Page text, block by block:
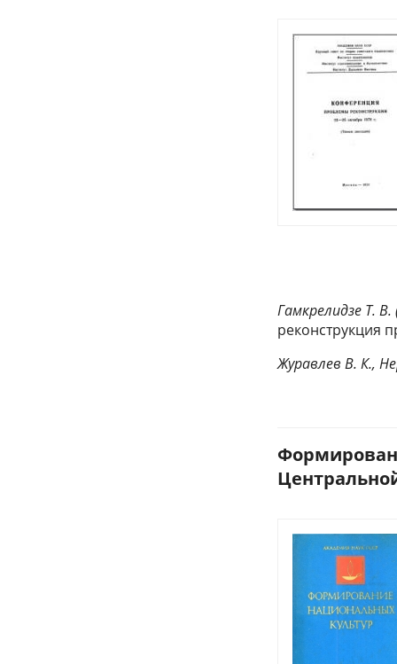
Гамкрелидзе T.
реконструкция
Журавлев В. К.,